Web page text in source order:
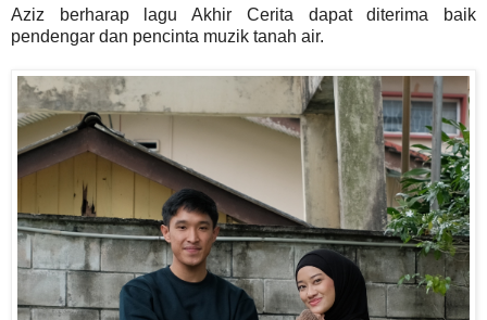
Aziz berharap lagu Akhir Cerita dapat diterima baik
pendengar dan pencinta muzik tanah air.